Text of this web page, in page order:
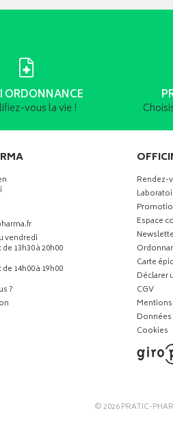
ORDONNANCE
vous la vie !
vendredi
13h30 à 20h00
14h00 à 19h00
?
Rendez-
Espace
Carte
Déclarer
CGV
Cookies
© 2026PRATIC-